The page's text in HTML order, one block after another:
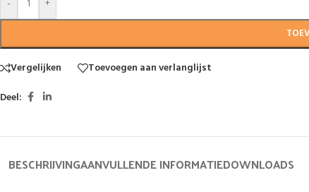
- +
Vergelijken
Toevoegen aan verlanglijst
Deel:
BESCHRIJVINGAANVULLENDE INFORMATIEDOWNLOADS